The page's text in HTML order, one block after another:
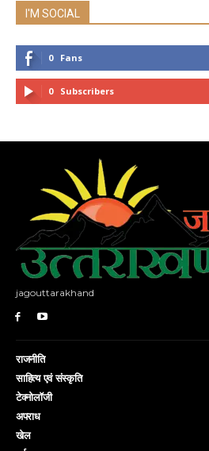
I'M SOCIAL
0 Fans
0 Subscribers
jagouttarakhand
राजनीति
साहित्य एवं संस्कृति
टेक्नोलॉजी
अपराध
खेल